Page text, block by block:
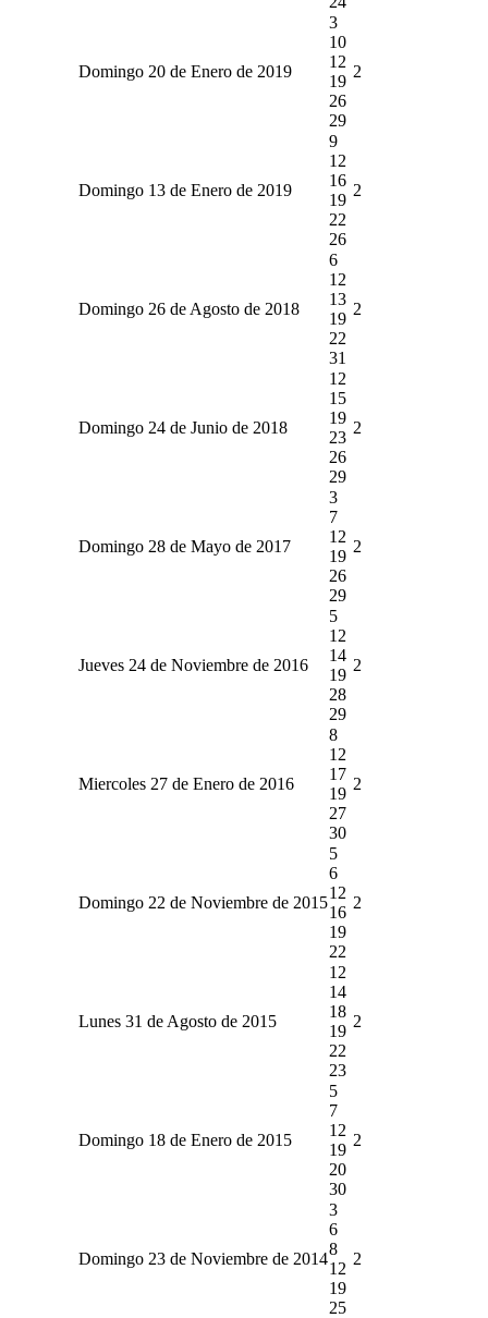
Domingo 20 de Enero de 2019
3
10
12
19
26
29
2
Domingo 13 de Enero de 2019
9
12
16
19
22
26
2
Domingo 26 de Agosto de 2018
6
12
13
19
22
31
2
Domingo 24 de Junio de 2018
12
15
19
23
26
29
2
Domingo 28 de Mayo de 2017
3
7
12
19
26
29
2
Jueves 24 de Noviembre de 2016
5
12
14
19
28
29
2
Miercoles 27 de Enero de 2016
8
12
17
19
27
30
2
Domingo 22 de Noviembre de 2015
5
6
12
16
19
22
2
Lunes 31 de Agosto de 2015
12
14
18
19
22
23
2
Domingo 18 de Enero de 2015
5
7
12
19
20
30
2
Domingo 23 de Noviembre de 2014
3
6
8
12
19
25
2